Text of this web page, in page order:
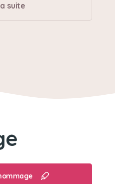
suite